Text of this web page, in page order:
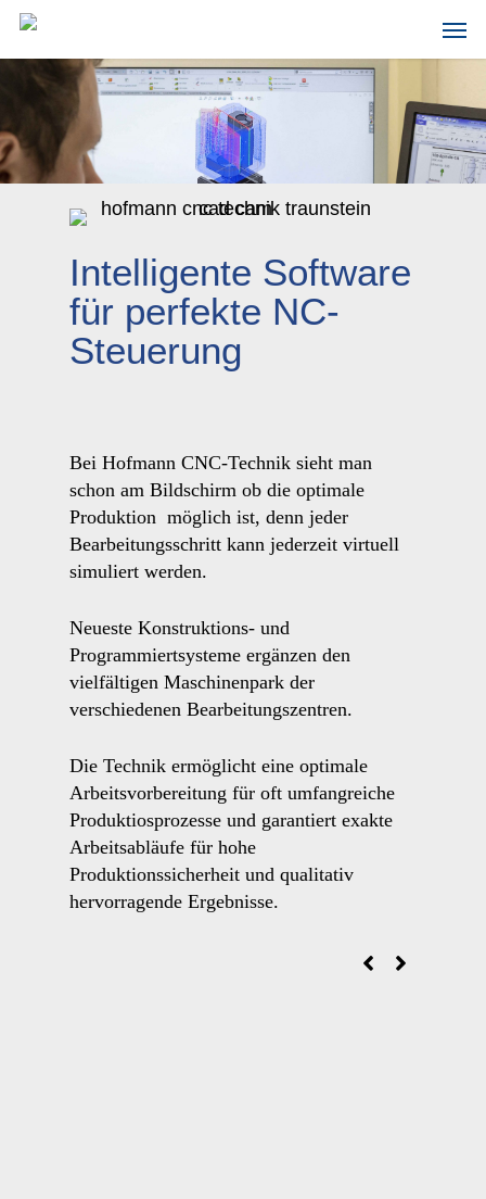
Skip
content
Intelligente Software
für perfekte NC-
Steuerung
Bei Hofmann CNC-Technik sieht man
schon am Bildschirm ob die optimale
Produktion möglich ist, denn jeder
Bearbeitungsschritt kann jederzeit virtuell
simuliert werden.
Neueste Konstruktions- und
Programmiertsysteme ergänzen den
vielfältigen Maschinenpark der
verschiedenen Bearbeitungszentren.
Die Technik ermöglicht eine optimale
Arbeitsvorbereitung für oft umfangreiche
Produktiosprozesse und garantiert exakte
Arbeitsabläufe für hohe
Produktionssicherheit und qualitativ
hervorragende Ergebnisse.